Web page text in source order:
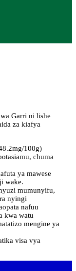
Garri ni lishe
za kiafya
100g)
chuma
ya mawese
wake.
mumunyifu,
nyingi
nafuu
kwa watu
mengine ya
visa vya